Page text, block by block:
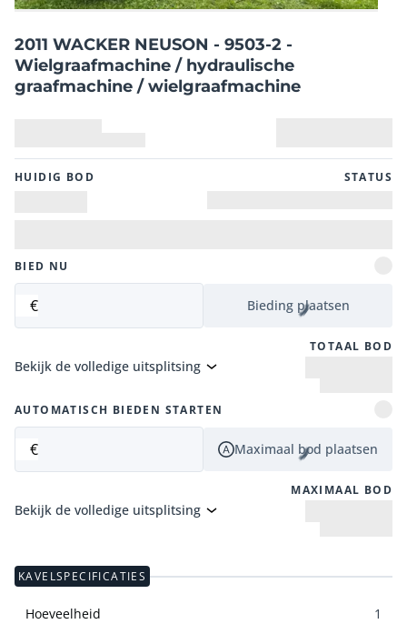
2011 WACKER NEUSON - 9503-2 -
Wielgraafmachine / hydraulische
graafmachine / wielgraafmachine
HUIDIG ​​BOD STATUS
BIED NU
€ Bieding plaatsen
TOTAAL BOD
Bekijk de volledige uitsplitsing
AUTOMATISCH BIEDEN STARTEN
€ Maximaal bod plaatsen
MAXIMAAL BOD
Bekijk de volledige uitsplitsing
KAVELSPECIFICATIES
Hoeveelheid 1